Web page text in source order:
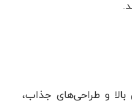
و طراحی‌های جذاب،